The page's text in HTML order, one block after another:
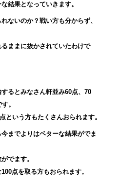
結果となっていきます。
ないのか？戦い方も分からず、
ままに抜かされていたわけで
るとみなさん軒並み60点、 70
。
点という方もたくさんおられます。
までよりはベターな結果がでま
でます。
100点を取る方もおられます。